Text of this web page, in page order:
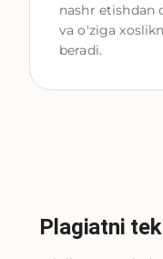
nashr
va o'ziga
beradi.
Plagiatni